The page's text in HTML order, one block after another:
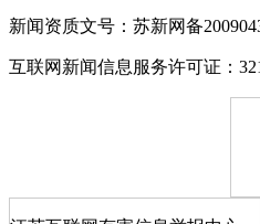
新闻资质文号：苏新网备
互联网新闻信息服务许可证：